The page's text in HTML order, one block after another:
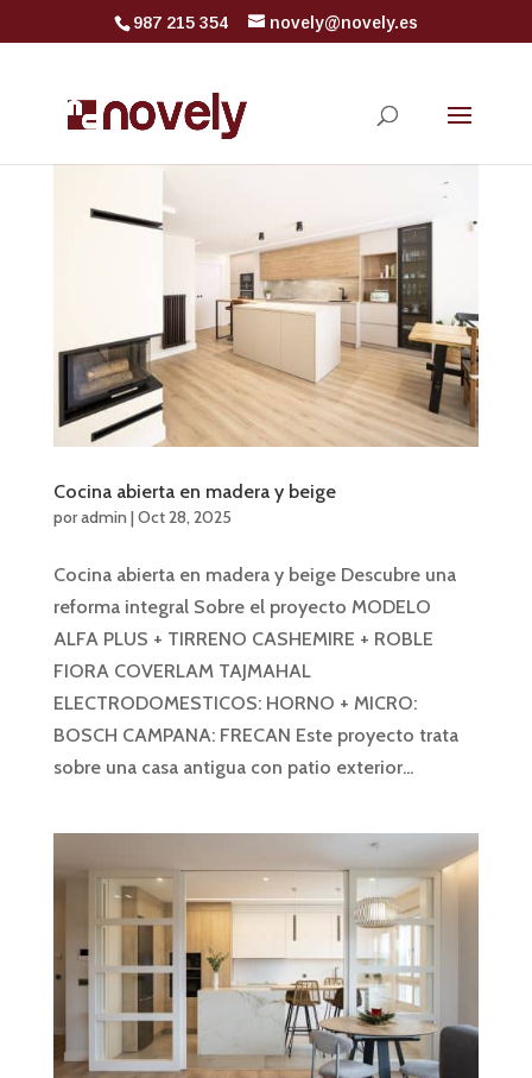
987 215 354 novely@novely.es
Cocina abierta en madera y beige
poradmin |Oct 28, 2025
Cocina abierta en madera y beige Descubre una
reforma integral Sobre el proyecto MODELO
ALFA PLUS + TIRRENO CASHEMIRE + ROBLE
FIORA COVERLAM TAJMAHAL
ELECTRODOMESTICOS: HORNO + MICRO:
BOSCH CAMPANA: FRECAN Este proyecto trata
sobre una casa antigua con patio exterior...